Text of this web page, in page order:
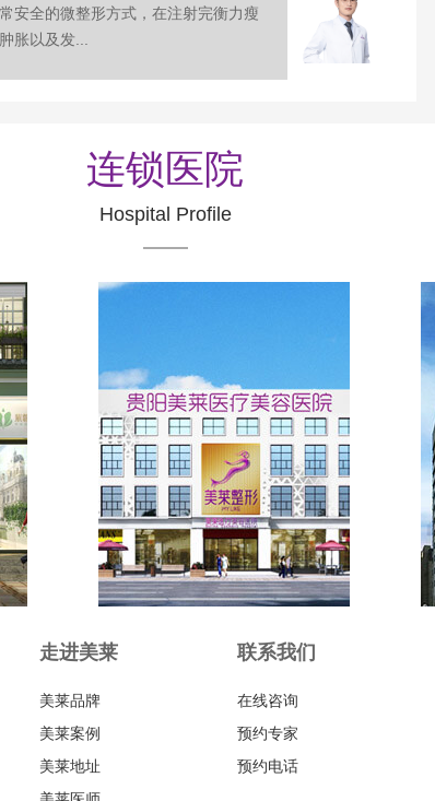
安全的微整形方式，在注射完衡力瘦
胀以及发...
连锁医院
Hospital Profile
走进美莱
美莱品牌
美莱案例
美莱地址
联系我们
在线咨询
预约专家
预约电话